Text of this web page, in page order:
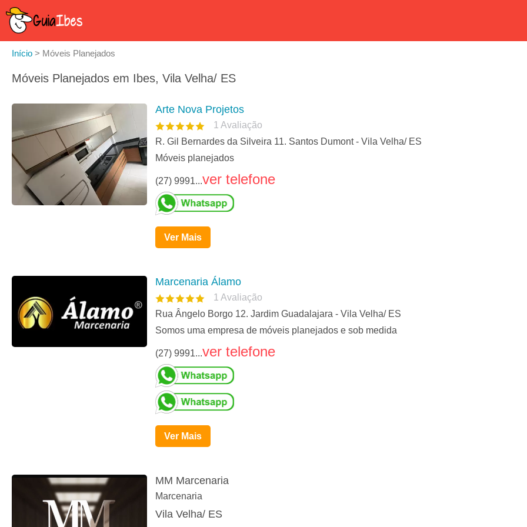
Início > Móveis Planejados
Móveis Planejados em Ibes, Vila Velha/ ES
Arte Nova Projetos
1 Avaliação
R. Gil Bernardes da Silveira 11. Santos Dumont - Vila Velha/ ES
Móveis planejados
(27) 9991...ver telefone
Ver Mais
Marcenaria Álamo
1 Avaliação
Rua Ângelo Borgo 12. Jardim Guadalajara - Vila Velha/ ES
Somos uma empresa de móveis planejados e sob medida
(27) 9991...ver telefone
Ver Mais
MM Marcenaria
Marcenaria
Vila Velha/ ES